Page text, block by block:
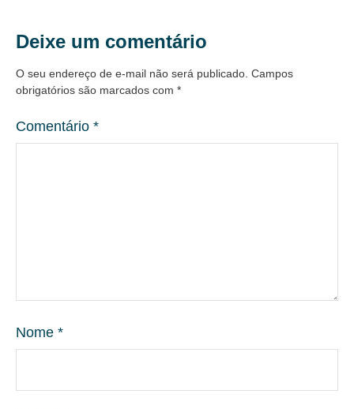
Deixe um comentário
O seu endereço de e-mail não será publicado. Campos
obrigatórios são marcados com *
Comentário *
Nome *